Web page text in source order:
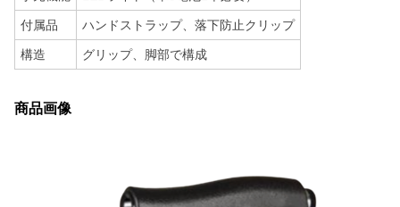
付属品 ハンドストラップ、落下防止クリップ
構造 グリップ、脚部で構成
商品画像